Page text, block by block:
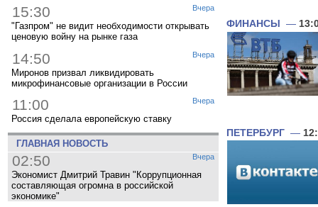
Вчера
15:30
"Газпром" не видит необходимости открывать
ценовую войну на рынке газа
Вчера
14:50
Миронов призвал ликвидировать
микрофинансовые организации в России
Вчера
11:00
Россия сделала европейскую ставку
ГЛАВНАЯ НОВОСТЬ
Вчера
02:50
Экономист Дмитрий Травин "Коррупционная
составляющая огромна в российской
экономике"
ФИНАНСЫ —
ПЕТЕРБУРГ —